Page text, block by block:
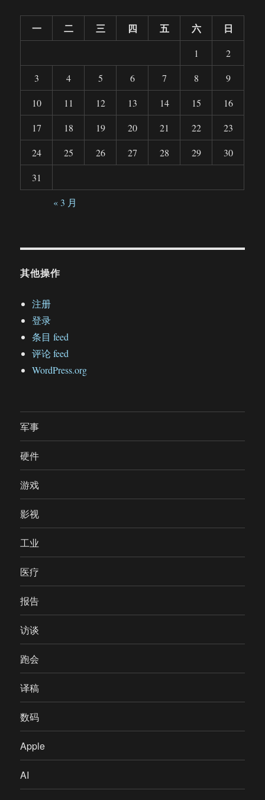
一 二 三 四 五 六 日
1
2
3
4 5 6 7 8
9
10
11 12 13 14 15
16
17
18 19 20 21 22
23
24
25 26 27 28 29
30
31
« 3 月
其他操作
注册
登录
条目 feed
评论 feed
WordPress.org
军事
硬件
游戏
影视
工业
医疗
报告
访谈
跑会
译稿
数码
Apple
AI